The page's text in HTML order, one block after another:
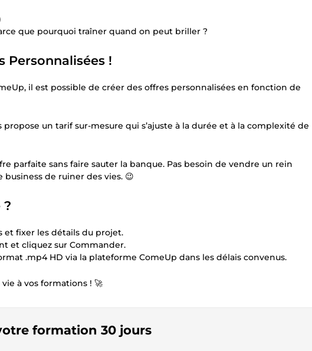
que pourquoi traîner quand on peut briller ?
Personnalisées !
il est possible de créer des offres personnalisées en fonction de
un tarif sur-mesure qui s’ajuste à la durée et à la complexité de
parfaite sans faire sauter la banque. Pas besoin de vendre un rein
de ruiner des vies. 😉
?
et fixer les détails du projet.
et cliquez sur Commander.
.mp4 HD via la plateforme ComeUp dans les délais convenus.
à vos formations ! 🚀
formation 30 jours